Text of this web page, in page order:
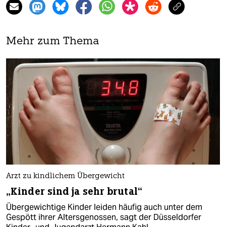
Mehr zum Thema
Arzt zu kindlichem Übergewicht
„Kinder sind ja sehr brutal“
Übergewichtige Kinder leiden häufig auch unter dem
Gespött ihrer Altersgenossen, sagt der Düsseldorfer